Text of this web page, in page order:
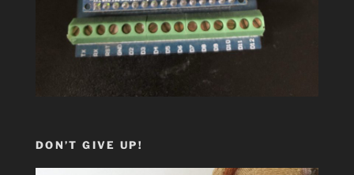
DON’T GIVE UP!